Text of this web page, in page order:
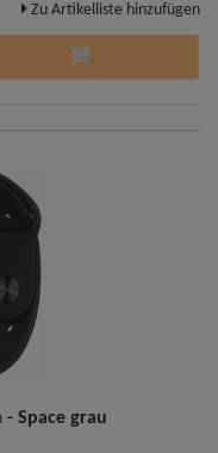
Zu Artikelliste hinzufügen
- Space grau